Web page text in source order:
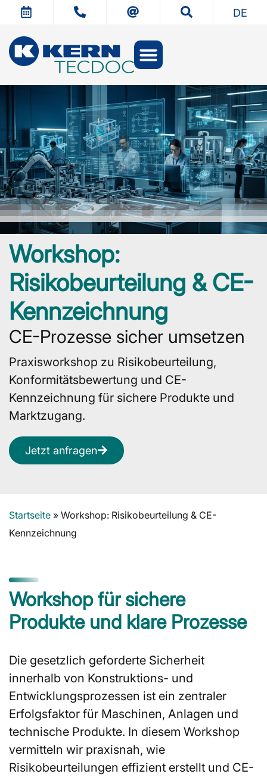
DE
Workshop:
Risikobeurteilung & CE-
Kennzeichnung
CE-Prozesse sicher umsetzen
Praxisworkshop zu Risikobeurteilung,
Konformitätsbewertung und CE-
Kennzeichnung für sichere Produkte und
Marktzugang.
Jetzt anfragen
Startseite » Workshop: Risikobeurteilung & CE-
Kennzeichnung
Workshop für sichere
Produkte und klare Prozesse
Die gesetzlich geforderte Sicherheit
innerhalb von Konstruktions- und
Entwicklungsprozessen ist ein zentraler
Erfolgsfaktor für Maschinen, Anlagen und
technische Produkte. In diesem Workshop
vermitteln wir praxisnah, wie
Risikobeurteilungen effizient erstellt und CE-